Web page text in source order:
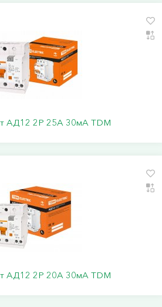
АД12 2Р 25А 30мА TDM
АД12 2Р 20А 30мА TDM